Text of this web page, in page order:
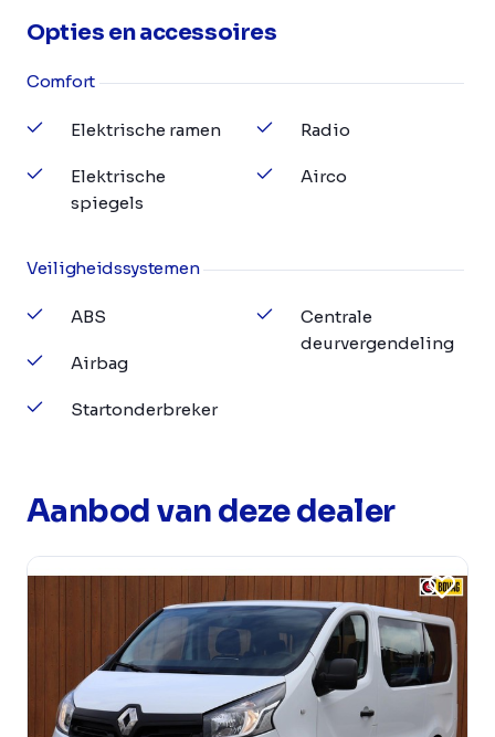
Opties en accessoires
Comfort
Elektrische ramen
Elektrische
spiegels
Radio
Airco
Veiligheidssystemen
ABS
Airbag
Startonderbreker
Centrale
deurvergendeling
Aanbod van deze dealer